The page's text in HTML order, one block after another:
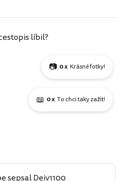
líbil?
📷 0 x Krásné fotky!
📖 0 x To chci taky zažít!
sepsal Deiv1100